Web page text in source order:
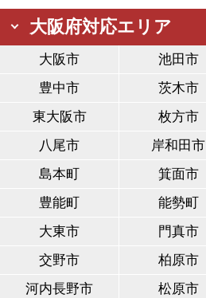
大阪府対応エリア
大阪市 池田市
豊中市
茨木市
東大阪市
枚方市
八尾市
岸和田市
島本町
箕面市
豊能町
能勢町
大東市
門真市
交野市
柏原市
河内長野市
松原市